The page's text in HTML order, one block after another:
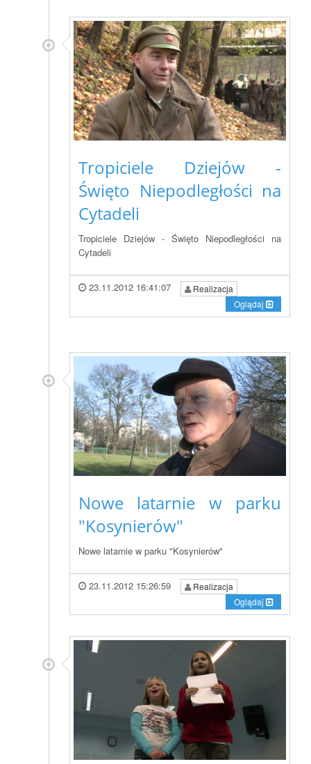
Tropiciele Dziejów -
Święto Niepodległości na
Cytadeli
Tropiciele Dziejów - Święto Niepodległości na
Cytadeli
23.11.2012 16:41:07
Realizacja
Oglądaj
Nowe latarnie w parku
"Kosynierów"
Nowe latarnie w parku "Kosynierów"
23.11.2012 15:26:59
Realizacja
Oglądaj